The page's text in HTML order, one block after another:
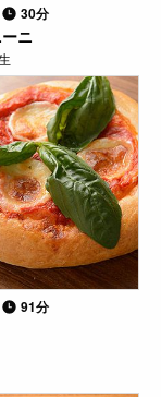
30分
ニ
91分